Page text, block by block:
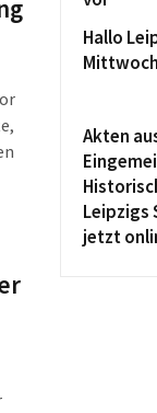
Hallo
Akten
Leipzigs
jetzt